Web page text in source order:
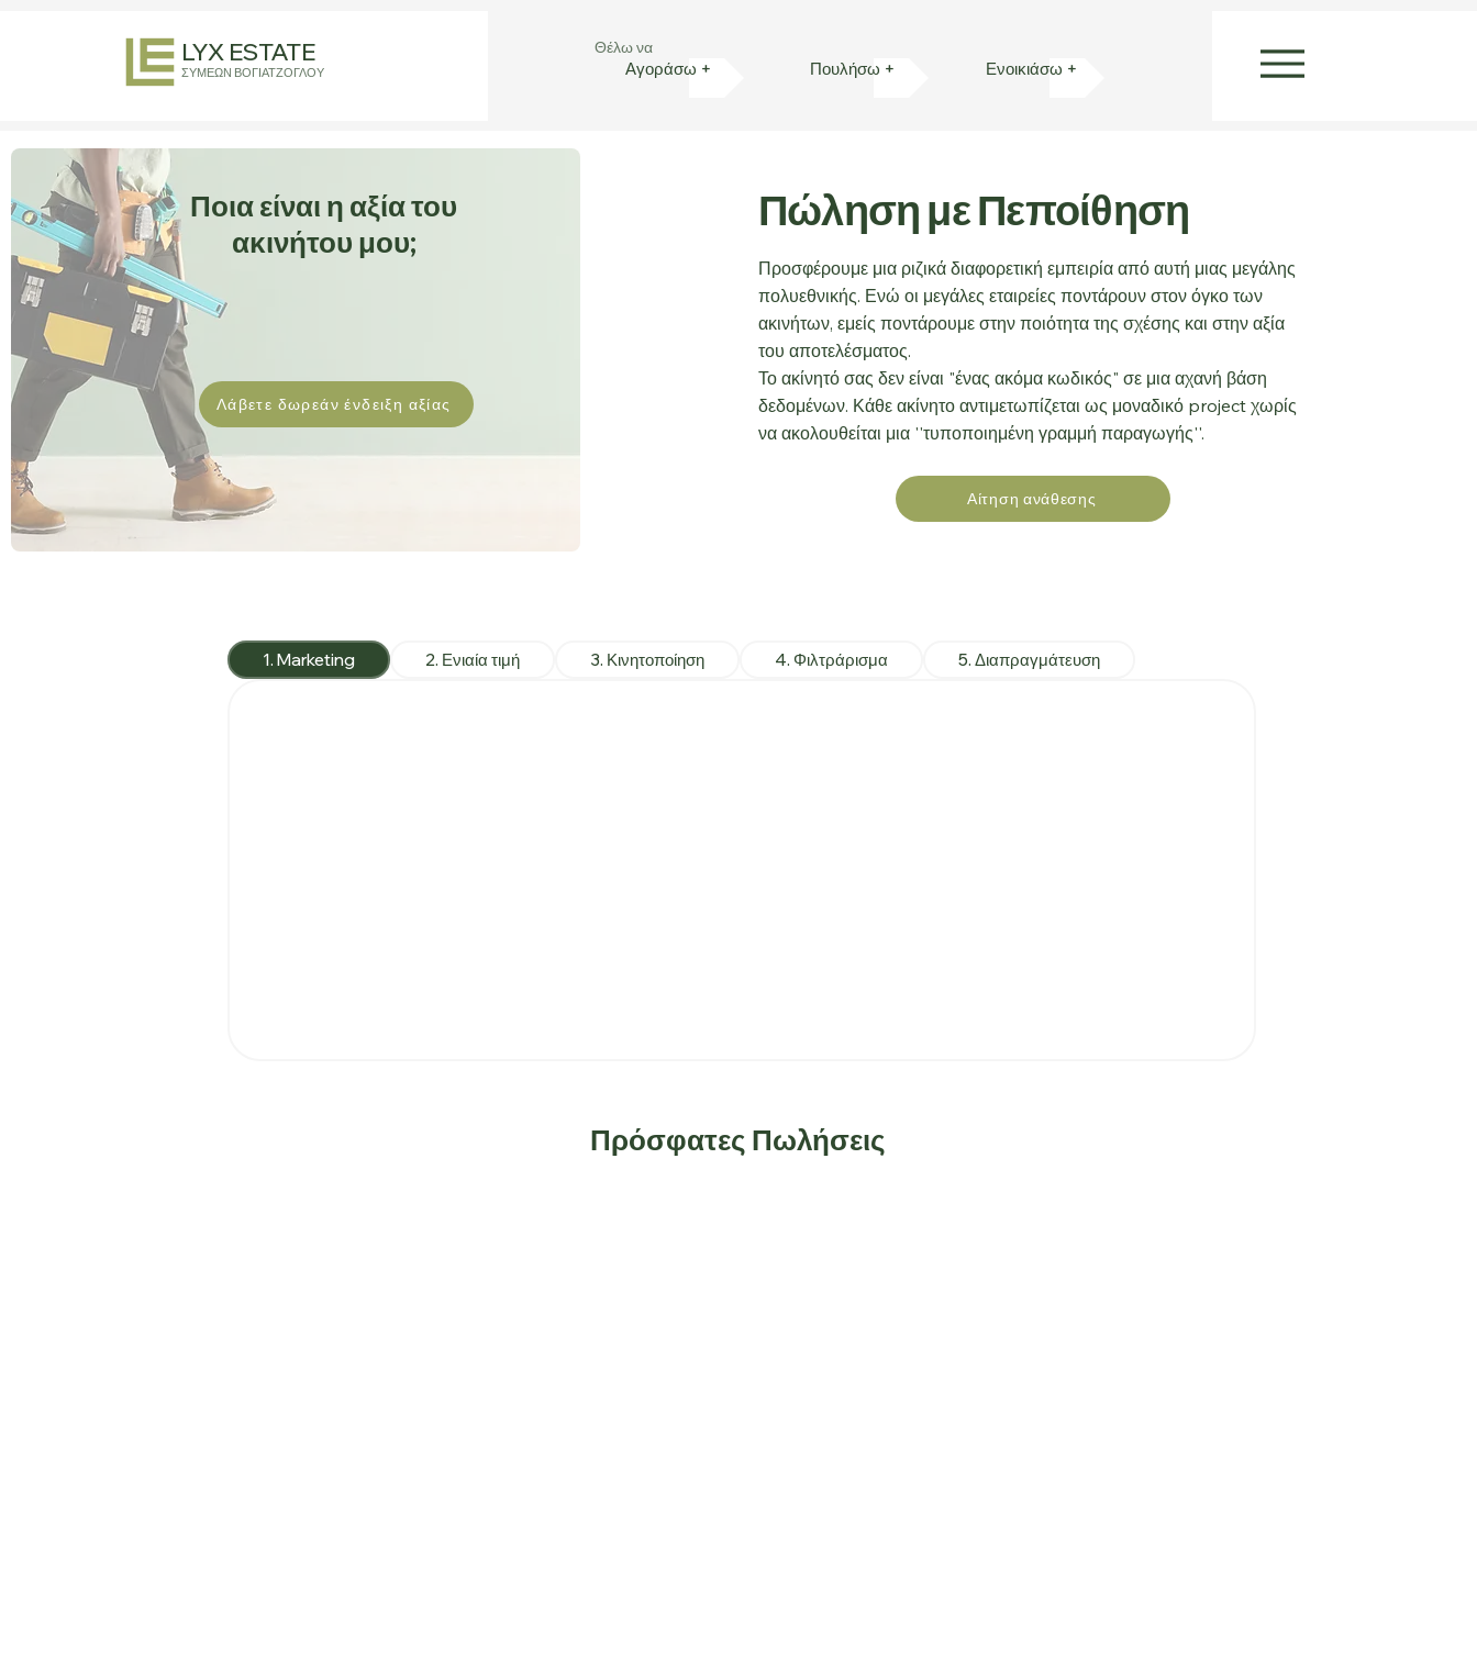
LYX ESTATE
ΣΥΜΕΩΝ ΒΟΓΙΑΤΖΟΓΛΟΥ
Θέλω να
Αγοράσω + Πουλήσω + Ενοικιάσω +
Ποια είναι η αξία του
ακινήτου μου;
Λάβετε δωρεάν ένδειξη αξίας
Πώληση με Πεποίθηση
Προσφέρουμε μια ριζικά διαφορετική εμπειρία από αυτή μιας μεγάλης
πολυεθνικής. Ενώ οι μεγάλες εταιρείες ποντάρουν στον όγκο των
ακινήτων, εμείς ποντάρουμε στην ποιότητα της σχέσης και στην αξία
του αποτελέσματος.
Το ακίνητό σας δεν είναι "ένας ακόμα κωδικός" σε μια αχανή βάση
δεδομένων. Κάθε ακίνητο αντιμετωπίζεται ως μοναδικό project χωρίς
να ακολουθείται μια ''τυποποιημένη γραμμή παραγωγής''.
Αίτηση ανάθεσης
1. Marketing 2. Ενιαία τιμή 3. Κινητοποίηση 4. Φιλτράρισμα 5. Διαπραγμάτευση
Πρόσφατες Πωλήσεις